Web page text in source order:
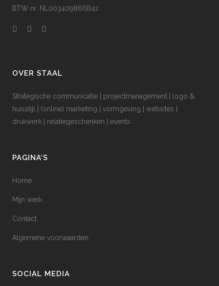
BTW nr. NL003409866B42
OVER STAAL
Strategische communicatie | projectmanagement | logo &
huisstijl | (online) marketing | vormgeving | websites |
drukwerk | relatiegeschenken | events
PAGINA’S
Home
Mijn werk
Contact
Algemene voorwaarden
SOCIAL MEDIA